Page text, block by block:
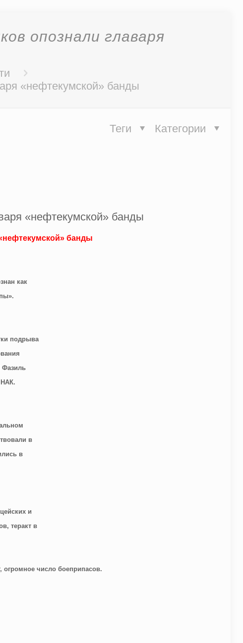
опознали главаря
«нефтекумской» банды
Категории
Теги
банды
как
подрыва
Фазиль
в
в
и
теракт в
огромное число боеприпасов.